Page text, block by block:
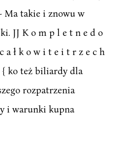
Ma takie i znowu w
JJ K o m p l e t n e d o
a ł k o w i t e i t r z e c h
{ ko też biliardy dla
rozpatrzenia
i warunki kupna